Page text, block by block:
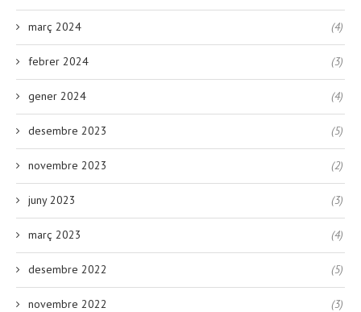
març 2024 (4)
febrer 2024 (3)
gener 2024 (4)
desembre 2023 (5)
novembre 2023 (2)
juny 2023 (3)
març 2023 (4)
desembre 2022 (5)
novembre 2022 (3)